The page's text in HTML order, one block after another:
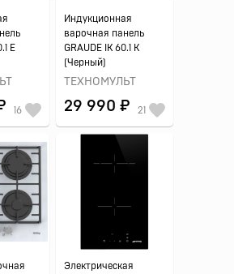
E
16
Индукционная
варочная панель
GRAUDE IK 60.1 K
(Черный)
ТЕХНОМУЛЬТ
29 990 ₽ 21
Электрическая